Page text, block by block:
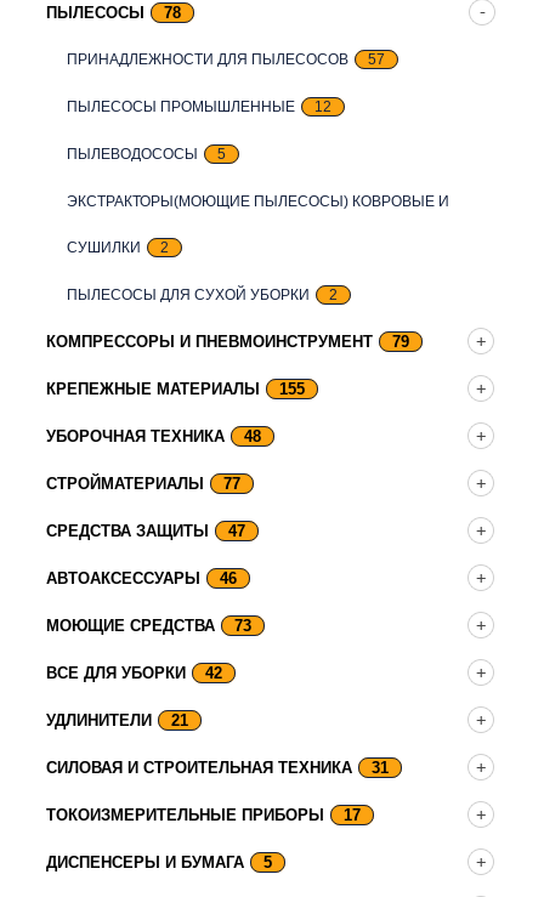
ПЫЛЕСОСЫ 78
ПРИНАДЛЕЖНОСТИ ДЛЯ ПЫЛЕСОСОВ 57
ПЫЛЕСОСЫ ПРОМЫШЛЕННЫЕ 12
ПЫЛЕВОДОСОСЫ 5
ЭКСТРАКТОРЫ(МОЮЩИЕ ПЫЛЕСОСЫ) КОВРОВЫЕ И
СУШИЛКИ 2
ПЫЛЕСОСЫ ДЛЯ СУХОЙ УБОРКИ 2
КОМПРЕССОРЫ И ПНЕВМОИНСТРУМЕНТ 79
КРЕПЕЖНЫЕ МАТЕРИАЛЫ 155
УБОРОЧНАЯ ТЕХНИКА 48
СТРОЙМАТЕРИАЛЫ 77
СРЕДСТВА ЗАЩИТЫ 47
АВТОАКСЕССУАРЫ 46
МОЮЩИЕ СРЕДСТВА 73
ВСЕ ДЛЯ УБОРКИ 42
УДЛИНИТЕЛИ 21
СИЛОВАЯ И СТРОИТЕЛЬНАЯ ТЕХНИКА 31
ТОКОИЗМЕРИТЕЛЬНЫЕ ПРИБОРЫ 17
ДИСПЕНСЕРЫ И БУМАГА 5